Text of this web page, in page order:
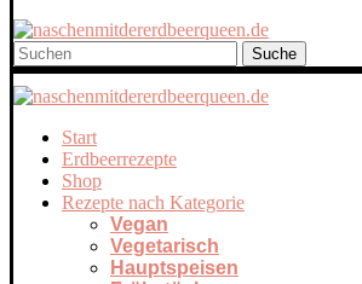
Suche
Start
Erdbeerrezepte
Shop
Rezepte nach Kategorie
Vegan
Vegetarisch
Hauptspeisen